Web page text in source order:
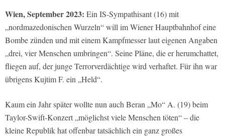
Wien, September 2023: Ein IS-Sympathisant (16) mit
„nordmazedonischen Wurzeln“ will im Wiener Hauptbahnhof eine
Bombe zünden und mit einem Kampfmesser laut eigenen Angaben
„drei, vier Menschen umbringen“. Seine Pläne, die er herumchattet,
fliegen auf, der junge Terrorverdächtige wird verhaftet. Für ihn war
übrigens Kujtim F. ein „Held“.
Kaum ein Jahr später wollte nun auch Beran „Mo“ A. (19) beim
Taylor-Swift-Konzert „möglichst viele Menschen töten“ – die
kleine Republik hat offenbar tatsächlich ein ganz großes